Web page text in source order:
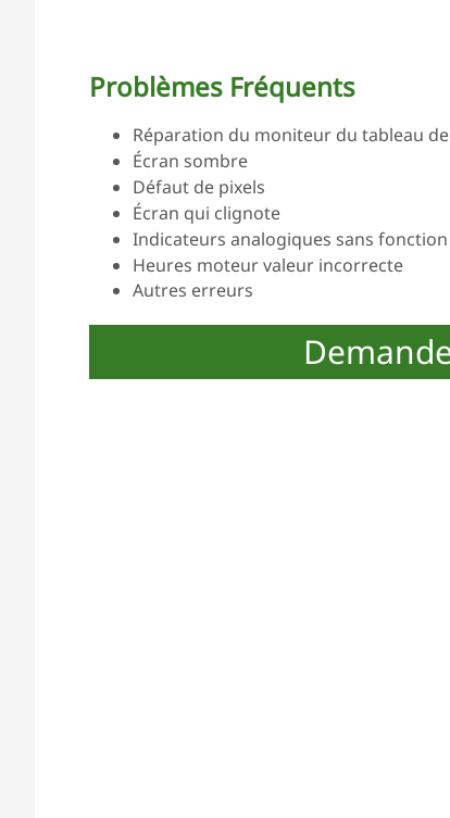
Problèmes Fréquents
Réparation du moniteur du tableau
Écran sombre
Défaut de pixels
Écran qui clignote
Indicateurs analogiques sans fonction
Heures moteur valeur incorrecte
Autres erreurs